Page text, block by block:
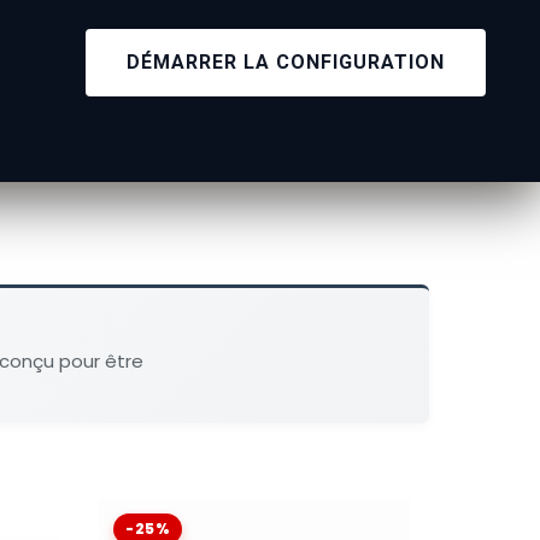
con unganchode suspensión Micro
DÉMARRER LA CONFIGURATION
pour être
-25%